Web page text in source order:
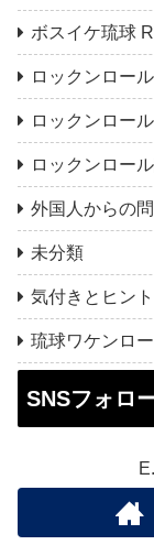
ボスイケ琉球
ロックンロール
ロックンロー
ロックンロー
外国人からの
未分類
気付きとヒント
琉球ワケンロー
SNSフォロ